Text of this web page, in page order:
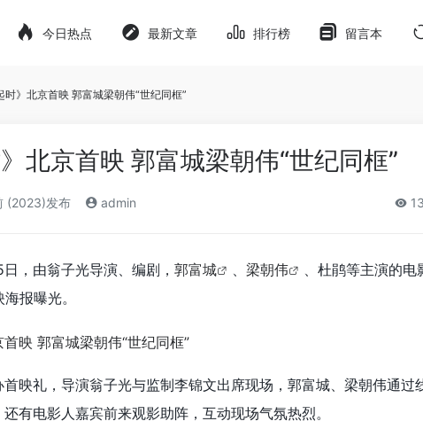
今日热点 最新文章 排行榜 留言本
时》北京首映 郭富城梁朝伟“世纪同框”
》北京首映 郭富城梁朝伟“世纪同框”
(2023)发布 admin
，由翁子光导演、编剧， 郭富城 、 梁朝伟 、杜鹃等主演的电
报曝光。
映礼，导演翁子光与监制李锦文出席现场，郭富城、梁朝伟通过
有电影人嘉宾前来观影助阵，互动现场气氛热烈。